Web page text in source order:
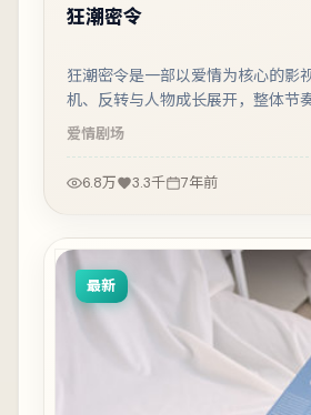
狂潮密令
狂潮密令是一部以爱情为核心的影
机、反转与人物成长展开，整体节
观看。
爱情剧场
6.8万 3.3千 7年前
最新